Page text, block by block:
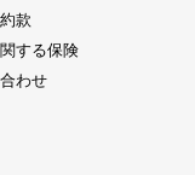
款
する保険
わせ